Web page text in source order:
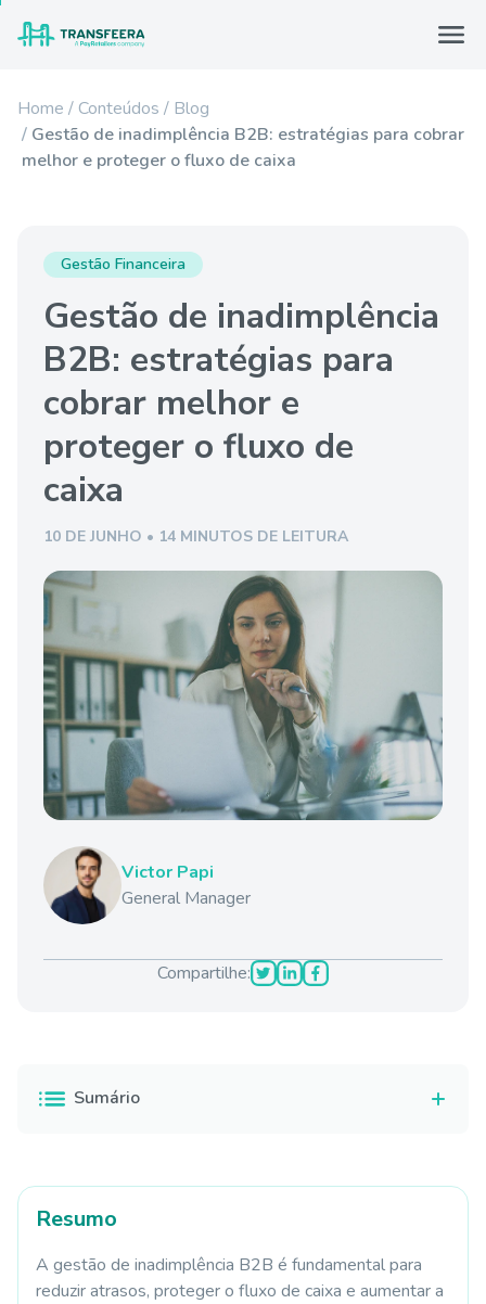
Home Conteúdos
Blog
Gestão de inadimplência B2B: estratégias para cobrar
melhor e proteger o fluxo de caixa
Gestão Financeira
Gestão de inadimplência
B2B: estratégias para
cobrar melhor e
proteger o fluxo de
caixa
10 DE JUNHO • 14 MINUTOS DE LEITURA
Victor Papi
General Manager
Compartilhe:
Sumário
Resumo
A gestão de inadimplência B2B é fundamental para
reduzir atrasos, proteger o fluxo de caixa e aumentar a